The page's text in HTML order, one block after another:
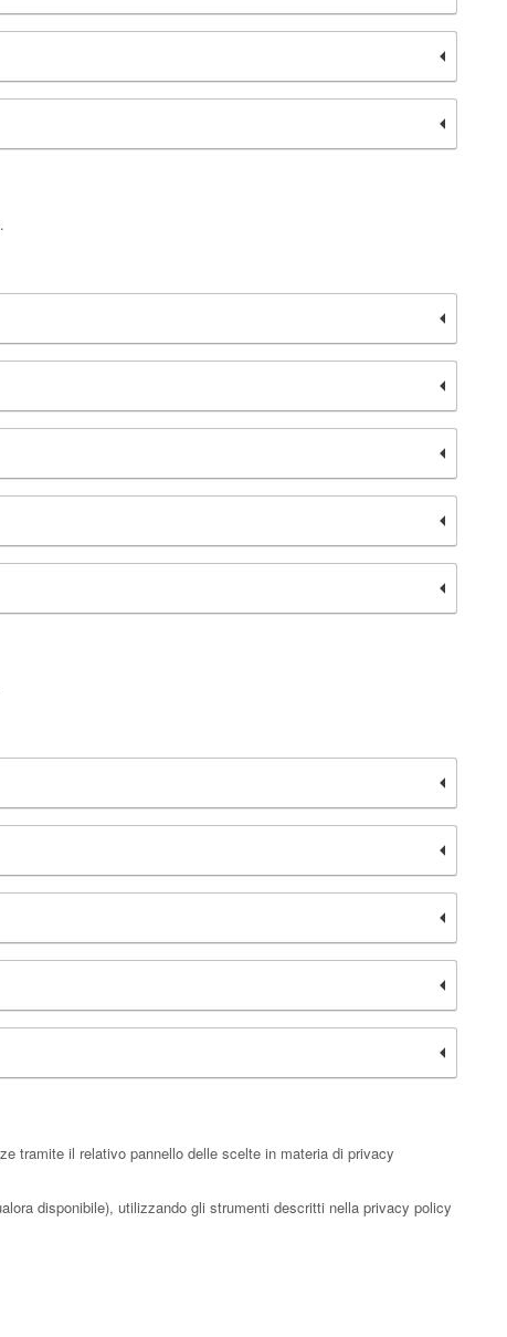
tramite il relativo pannello delle scelte in materia di privacy
disponibile), utilizzando gli strumenti descritti nella privacy policy